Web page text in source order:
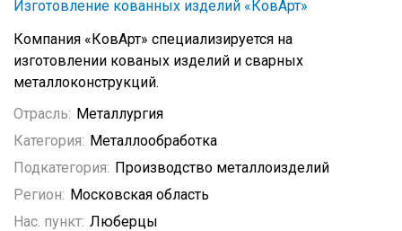
Изготовление кованных изделий «КовАрт»
Компания «КовАрт» специализируется на
изготовлении кованых изделий и сварных
металлоконструкций.
Отрасль: Металлургия
Категория: Металлообработка
Подкатегория: Производство металлоизделий
Регион: Московская область
Нас. пункт: Люберцы